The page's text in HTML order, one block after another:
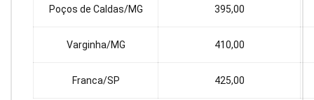
Poços de Caldas/MG 395,00
Varginha/MG 410,00
Franca/SP 425,00